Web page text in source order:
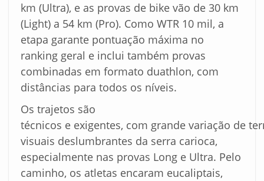
km (Ultra), e as provas de bike vão de 30 km
(Light) a 54 km (Pro). Como WTR 10 mil, a
etapa garante pontuação máxima no
ranking geral e inclui também provas
combinadas em formato duathlon, com
distâncias para todos os níveis.
Os trajetos são
técnicos e exigentes, com grande variação de
visuais deslumbrantes da serra carioca,
especialmente nas provas Long e Ultra. Pelo
caminho, os atletas encaram eucaliptais,